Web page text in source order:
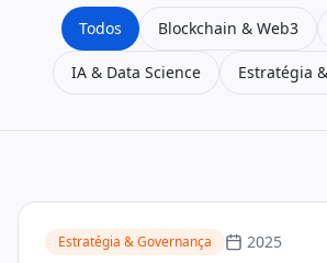
Todos Blockchain & Web3
IA & Data Science Estratégia
Estratégia & Governança 2025